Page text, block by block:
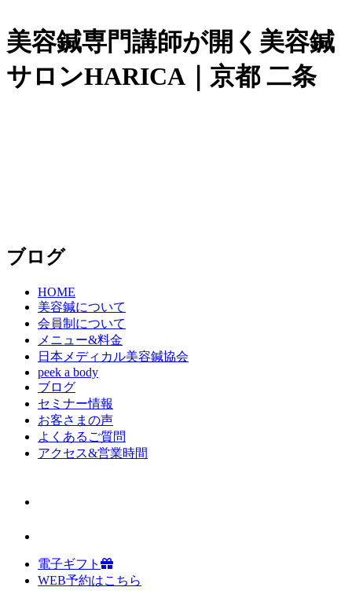
美容鍼専門講師が開く美容鍼
サロンHARICA｜京都 二条
ブログ
HOME
美容鍼について
会員制について
メニュー&料金
日本メディカル美容鍼協会
peek a body
ブログ
セミナー情報
お客さまの声
よくあるご質問
アクセス&営業時間
電子ギフト
WEB予約はこちら